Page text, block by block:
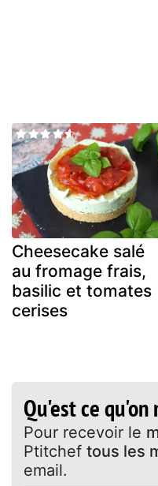
Cheesecake salé
au fromage frais,
basilic et tomates
cerises
Qu'est ce qu'on
Pour recevoir le
Ptitchef tous les
email.